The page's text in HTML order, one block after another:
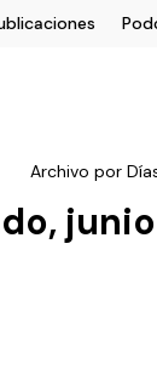
Archivo por
junio